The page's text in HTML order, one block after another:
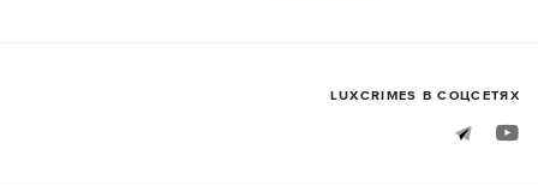
LUXСRIMES В СОЦСЕТЯХ